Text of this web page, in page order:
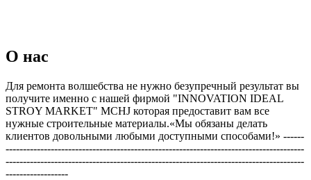
О нас
Для ремонта волшебства не нужно безупречный результат вы
получите именно с нашей фирмой "INNOVATION IDEAL
STROY MARKET" MCHJ которая предоставит вам все
нужные строительные материалы.«Мы обязаны делать
клиентов довольными любыми доступными способами!» ------
--------------------------------------------------------------------------------------
--------------------------------------------------------------------------------------
------------------